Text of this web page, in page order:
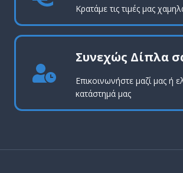
Κρατάμε τις τιμές μας
Συνεχώς Δίπλα
Επικοινωνήστε μαζί μας ή
κατάστημά μας